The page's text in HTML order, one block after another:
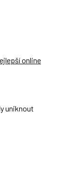
online
uniknout